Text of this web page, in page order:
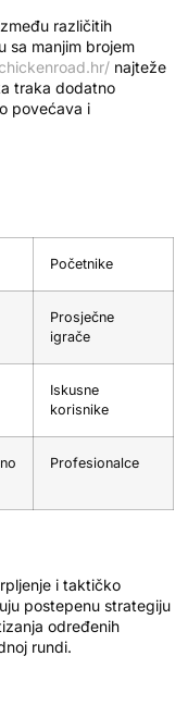
različitih
sa manjim brojem
najteže
traka dodatno
povećava i
Početnike
Prosječne
igrače
Iskusne
korisnike
Profesionalce
i taktičko
postepenu strategiju
određenih
rundi.